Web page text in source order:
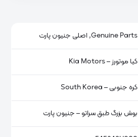
Genuine Parts, اصلی جنیون پارت
کیا موتورز – Kia Motors
کره جنوبی – South Korea
بوش بزرگ طبق سراتو – جنیون پارت